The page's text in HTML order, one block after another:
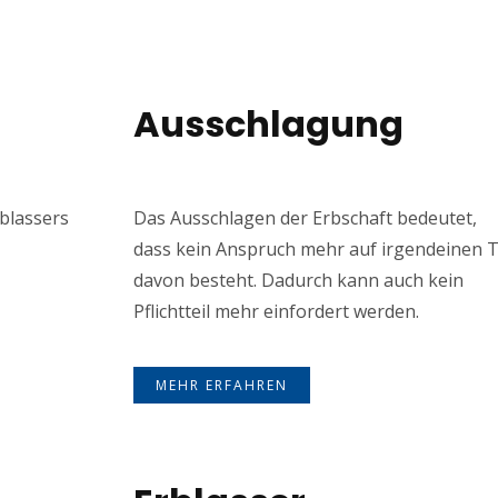
Ausschlagung
Das Ausschlagen der Erbschaft bedeutet,
dass kein Anspruch mehr auf irgendeinen
davon besteht. Dadurch kann auch kein
Pflichtteil mehr einfordert werden.
MEHR ERFAHREN